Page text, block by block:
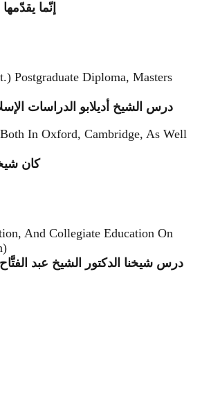
إنّما
Postgraduate Diploma, Masters
درس الشيخ أديلابو الدراسات
In Oxford, Cambridge, As Well
كان
And Collegiate Education On
درس شيخنا الدكتور الشيخ عبد الفتَّاح